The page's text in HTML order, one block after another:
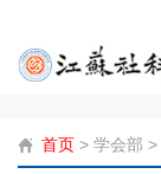
首页 > 学会部 >